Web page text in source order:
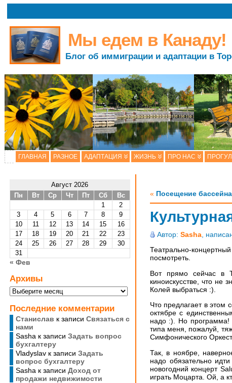
Мы едем в Канаду!
Блог об иммиграции и адаптации в
ГЛАВНАЯ РАЗНОЕ АДАПТАЦИЯ ЖИЗНЬ ПРО НАС
Август 2026
Пн
Вт Ср Чт Пт Сб
Вс
1
2
3
4 5 6 7 8
9
10
11 12 13 14 15
16
17
18 19 20 21 22
23
24
25 26 27 28 29
30
31
« Фев
Архивы
Архивы
Последние комментарии
Станислав к записи Cвязаться с
нами
Sasha к записи Задать вопрос
бухгалтеру
Vladyslavк записи Задать
вопрос бухгалтеру
Sasha к записи Доход от
продажи недвижимости
« Посещение бассейна
Автор: Sasha,
Театрально-
посмотреть.
Вот прямо сейчас в
киноискусстве, что не
Колей выбраться :).
Что предлагает в
октябре с
надо :). Но программа!
типа меня, пожалуй,
Симфонического
Так, в ноябре,
надо обязательно
новогодний концерт
играть Моцарта. Ой, а